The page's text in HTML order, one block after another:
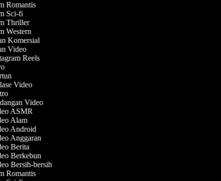
Romantis
Sci-fi
Thriller
Western
Komersial
Video
Reels
Video
Video
ASMR
Alam
Android
Anggaran
Berita
Berkebun
Bersih-bersih
Romantis